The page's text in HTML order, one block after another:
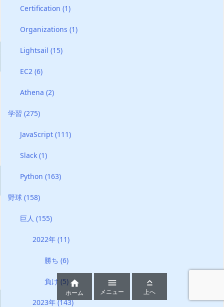
Certification(1)
Organizations(1)
Lightsail(15)
EC2(6)
Athena(2)
学習 (275)
JavaScript(111)
Slack(1)
Python(163)
野球 (158)
巨人(155)
2022年 (11)
勝ち(6)
負け(5)
2023年(143)

ホーム

メニュー

上へ